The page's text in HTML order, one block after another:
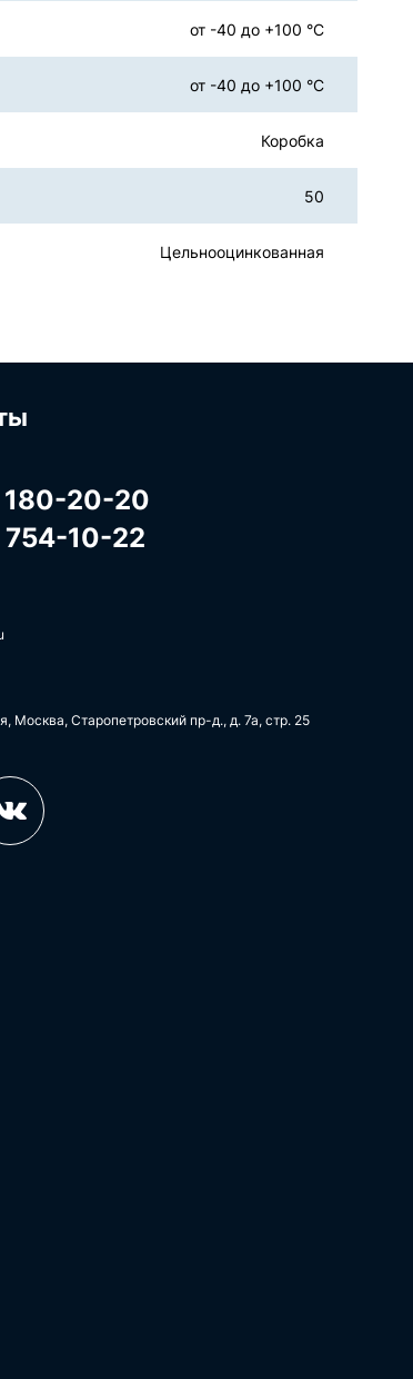
от -40 до +100 °С
от -40 до +100 °С
Коробка
50
Цельнооцинкованная
180-20-20
754-10-22
Москва, Старопетровский пр-д., д. 7а, стр. 25